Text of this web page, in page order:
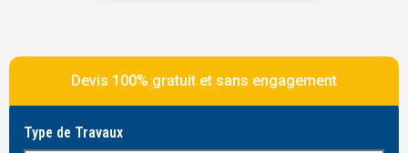
Devis 100% gratuit et sans engagement
Type de Travaux